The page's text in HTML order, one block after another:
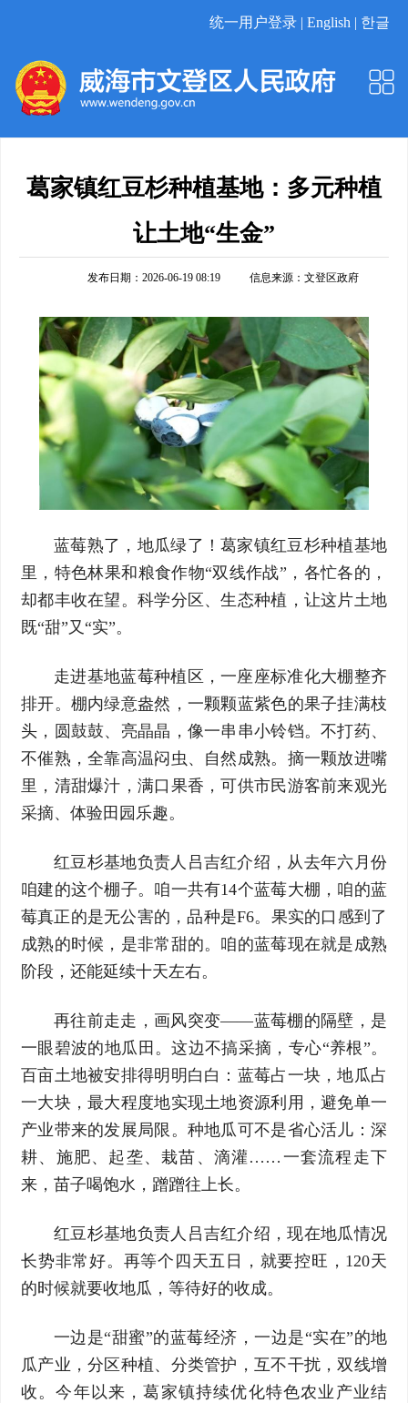
统一用户登录 | English | 한글
葛家镇红豆杉种植基地：多元种植
让土地“生金”
发布日期：2026-06-19 08:19 信息来源： 文登区政府
蓝莓熟了，地瓜绿了！葛家镇红豆杉种植基地
里，特色林果和粮食作物“双线作战”，各忙各的，
却都丰收在望。科学分区、生态种植，让这片土地
既“甜”又“实”。
走进基地蓝莓种植区，一座座标准化大棚整齐
排开。棚内绿意盎然，一颗颗蓝紫色的果子挂满枝
头，圆鼓鼓、亮晶晶，像一串串小铃铛。不打药、
不催熟，全靠高温闷虫、自然成熟。摘一颗放进嘴
里，清甜爆汁，满口果香，可供市民游客前来观光
采摘、体验田园乐趣。
红豆杉基地负责人吕吉红介绍，从去年六月份
咱建的这个棚子。咱一共有14个蓝莓大棚，咱的蓝
莓真正的是无公害的，品种是F6。果实的口感到了
成熟的时候，是非常甜的。咱的蓝莓现在就是成熟
阶段，还能延续十天左右。
再往前走走，画风突变——蓝莓棚的隔壁，是
一眼碧波的地瓜田。这边不搞采摘，专心“养根”。
百亩土地被安排得明明白白：蓝莓占一块，地瓜占
一大块，最大程度地实现土地资源利用，避免单一
产业带来的发展局限。种地瓜可不是省心活儿：深
耕、施肥、起垄、栽苗、滴灌……一套流程走下
来，苗子喝饱水，蹭蹭往上长。
红豆杉基地负责人吕吉红介绍，现在地瓜情况
长势非常好。再等个四天五日，就要控旺，120天
的时候就要收地瓜，等待好的收成。
一边是“甜蜜”的蓝莓经济，一边是“实在”的地
瓜产业，分区种植、分类管护，互不干扰，双线增
收。今年以来，葛家镇持续优化特色农业产业结